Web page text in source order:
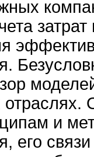
и
его